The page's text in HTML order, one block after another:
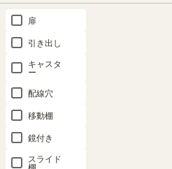
扉
引き出し
キャスタ
ー
配線穴
移動棚
鏡付き
スライド
棚